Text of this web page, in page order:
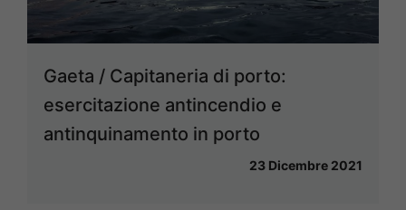
Gaeta / Capitaneria di porto:
esercitazione antincendio e
antinquinamento in porto
23 Dicembre 2021